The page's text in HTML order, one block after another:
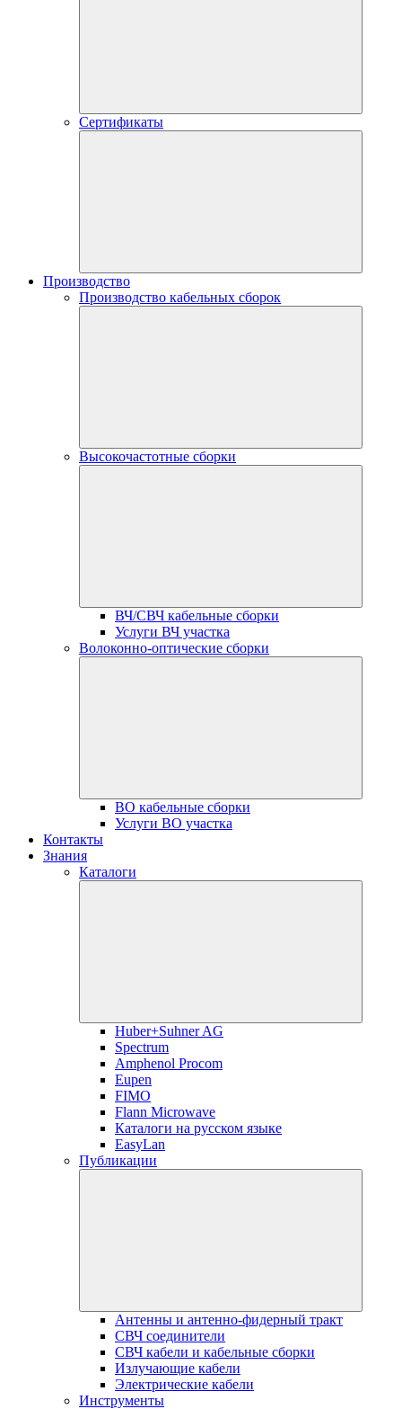
Сертификаты
Производство
Производство кабельных сборок
Высокочастотные сборки
ВЧ/СВЧ кабельные сборки
Услуги ВЧ участка
Волоконно-оптические сборки
ВО кабельные сборки
Услуги ВО участка
Контакты
Знания
Каталоги
Huber+Suhner AG
Spectrum
Amphenol Procom
Eupen
FIMO
Flann Microwave
Каталоги на русском языке
EasyLan
Публикации
Антенны и антенно-фидерный тракт
СВЧ соединители
СВЧ кабели и кабельные сборки
Излучающие кабели
Электрические кабели
Инструменты